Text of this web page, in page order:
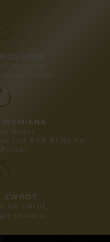
powyżej
Polski
WYMIANA
koszt
(od 999 PLN) na
ZWROT
na zwrot
towaru